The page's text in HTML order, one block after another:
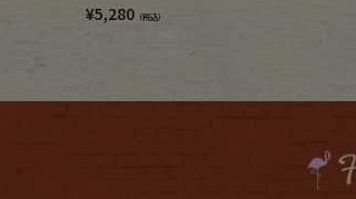
¥5,280 （税込）